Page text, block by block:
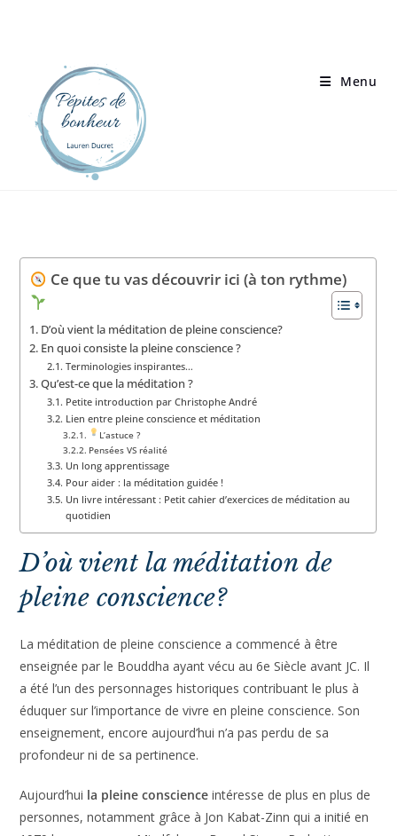
En quoi consiste la pleine conscience ?
Terminologies inspirantes…
Qu’est-ce que la méditation ?
Petite introduction par Christophe André
Lien entre pleine conscience et méditation
L’astuce ?
Pensées VS réalité
Un long apprentissage
Pour aider : la méditation guidée !
Un livre intéressant : Petit cahier d’exercices de méditation au
quotidien
D’où vient la méditation de
pleine conscience?
enseignée par le Bouddha ayant vécu au 6e Siècle avant JC. Il
a été l’un des personnages historiques contribuant le plus à
éduquer sur l’importance de vivre en pleine conscience. Son
enseignement, encore aujourd’hui n’a pas perdu de sa
profondeur ni de sa pertinence.
personnes, notamment grâce à Jon Kabat-Zinn qui a initié en
1979 le programme Mindfulness Based Stress Reduction ou